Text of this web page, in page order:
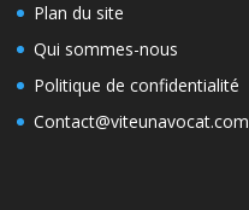
Plan du site
Qui sommes-nous
Politique de confidentialité
Contact@viteunavocat.com